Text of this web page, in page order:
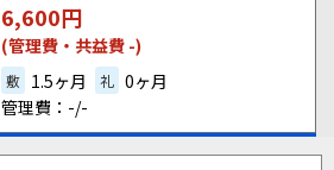
6,600円
(管理費・共益費 -)
敷 1.5ヶ月 礼 0ヶ月
管理費：-/-